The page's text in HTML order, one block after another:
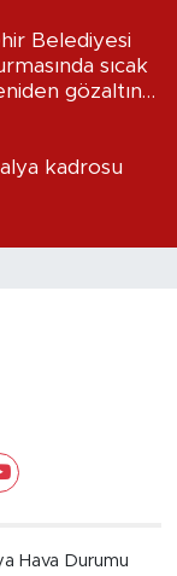
Belediyesi
sıcak
gözaltına
kadrosu
Hava Durumu